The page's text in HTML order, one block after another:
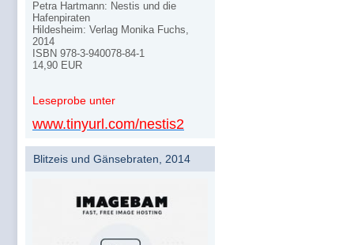
Petra Hartmann: Nestis und die
Hafenpiraten
Hildesheim: Verlag Monika Fuchs,
2014
ISBN 978-3-940078-84-1
14,90 EUR
Leseprobe unter
www.tinyurl.com/nestis2
Blitzeis und Gänsebraten, 2014